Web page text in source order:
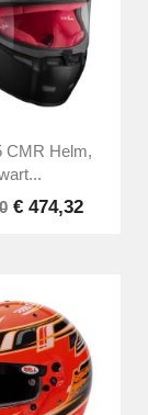
CMR Helm,
€ 474,32